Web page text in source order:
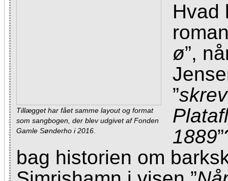
Tillægget har fået samme layout og format
som sangbogen, der blev udgivet af Fonden
Gamle Sønderho i 2016.
Hvad
ø”,
”
1889
bag historien om